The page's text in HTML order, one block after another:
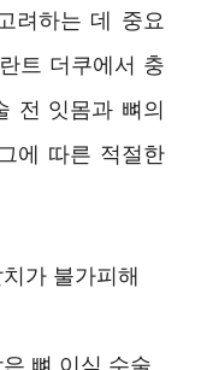
려하는 데 중요
트 더쿠에서 충
전 잇몸과 뼈의
에 따른 적절한
가 불가피해
뼈 이식 수술